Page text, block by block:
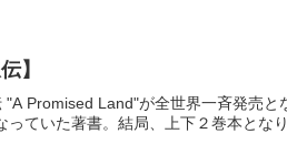
】
Promised Land"が全世界一斉発売と
ていた著書。結局、上下２巻本となり